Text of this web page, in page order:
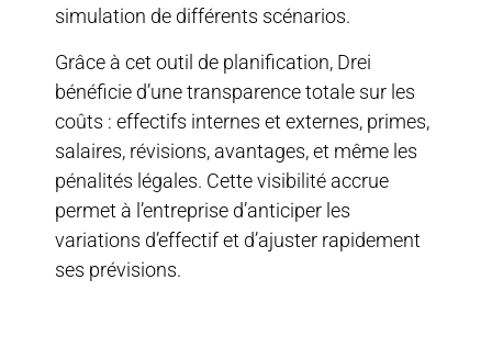
simulation de différents scénarios.
Grâce à cet outil de planification, Drei
bénéficie d’une transparence totale sur les
coûts : effectifs internes et externes, primes,
salaires, révisions, avantages, et même les
pénalités légales. Cette visibilité accrue
permet à l’entreprise d’anticiper les
variations d’effectif et d’ajuster rapidement
ses prévisions.